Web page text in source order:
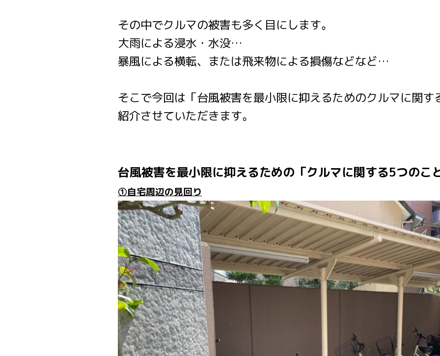
その中でクルマの被害も多く目にします。
大雨による浸水・水没…
暴風による横転、または飛来物による損傷などなど…
そこで今回は「台風被害を最小限に抑えるためのクルマに関す
紹介させていただきます。
台風被害を最小限に抑えるための「クルマに関する5つのこ
①自宅周辺の見回り